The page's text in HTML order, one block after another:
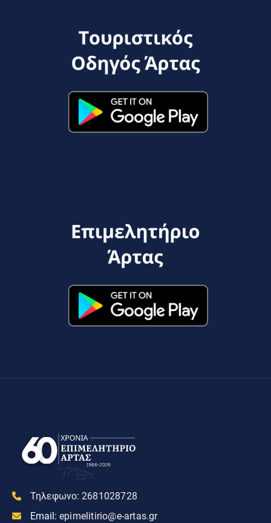
Τηλεφωνο: 2681028728
Email: epimelitirio@e-artas.gr